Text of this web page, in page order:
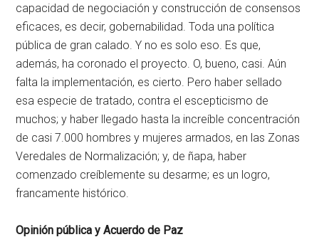
capacidad de negociación y construcción de consensos
eficaces, es decir, gobernabilidad. Toda una política
pública de gran calado. Y no es solo eso. Es que,
además, ha coronado el proyecto. O, bueno, casi. Aún
falta la implementación, es cierto. Pero haber sellado
esa especie de tratado, contra el escepticismo de
muchos; y haber llegado hasta la increíble concentración
de casi 7.000 hombres y mujeres armados, en las Zonas
Veredales de Normalización; y, de ñapa, haber
comenzado creíblemente su desarme; es un logro,
francamente histórico.
Opinión pública y Acuerdo de Paz